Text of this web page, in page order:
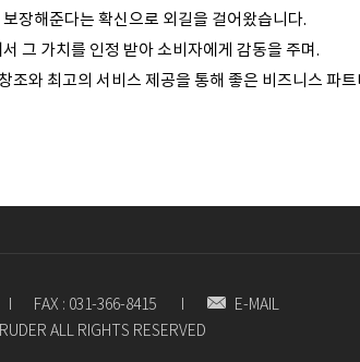
장해준다는 확신으로 외길을 걸어왔습니다.
그 가치를 인정 받아 소비자에게 감동을 주며.
조와 최고의 서비스 제공을 통해 좋은 비즈니스 파
FAX : 031-366-8415
E-MAIL
ALL RIGHTS RESERVED